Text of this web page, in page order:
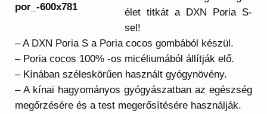
élet titkát a DXN Poria S-
sel!
– A DXN Poria S a Poria cocos gombából készül.
– Poria cocos 100% -os micéliumából állítják elő.
– Kínában széleskörűen használt gyógynövény.
– A kínai hagyományos gyógyászatban az egészség
megőrzésére és a test megerősítésére használják.